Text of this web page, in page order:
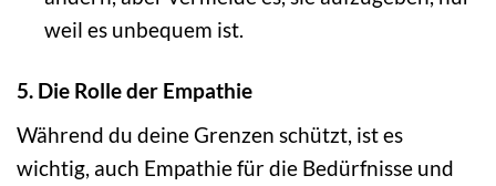
weil es unbequem ist.
5. Die Rolle der Empathie
Während du deine Grenzen schützt, ist es
wichtig, auch Empathie für die Bedürfnisse und